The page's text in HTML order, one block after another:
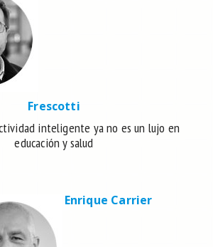
Frescotti
inteligente ya no es un lujo en
educación y salud
Enrique Carrier